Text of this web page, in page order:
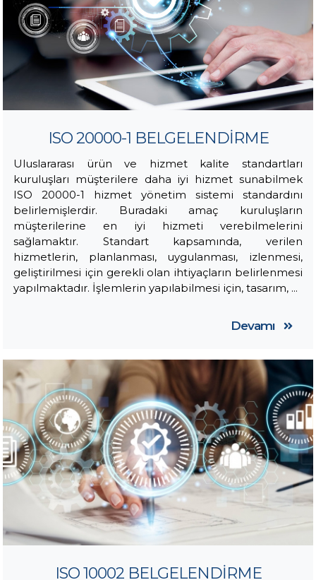
ISO 20000-1 BELGELENDİRME
Uluslararası ürün ve hizmet kalite standartları
kuruluşları müşterilere daha iyi hizmet sunabilmek
ISO 20000-1 hizmet yönetim sistemi standardını
belirlemişlerdir. Buradaki amaç kuruluşların
müşterilerine en iyi hizmeti verebilmelerini
sağlamaktır. Standart kapsamında, verilen
hizmetlerin, planlanması, uygulanması, izlenmesi,
geliştirilmesi için gerekli olan ihtiyaçların belirlenmesi
yapılmaktadır. İşlemlerin yapılabilmesi için, tasarım, ...
Devamı
ISO 10002 BELGELENDİRME